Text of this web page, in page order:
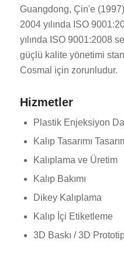
Guangdong, Çin'e
2004 yılında ISO
yılında ISO 9001:2008
güçlü kalite yönetimi
Cosmal için zorunludur.
Hizmetler
Plastik Enjeksiyon
Kalıp Tasarımı
Kalıplama ve Üretim
Kalıp Bakımı
Dikey Kalıplama
Kalıp İçi Etiketleme
3D Baskı / 3D